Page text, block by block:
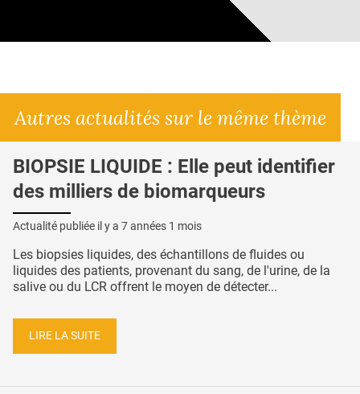
Autres actualités sur le même thème
BIOPSIE LIQUIDE : Elle peut identifier
des milliers de biomarqueurs
Actualité publiée il y a 7 années 1 mois
Les biopsies liquides, des échantillons de fluides ou
liquides des patients, provenant du sang, de l'urine, de la
salive ou du LCR offrent le moyen de détecter...
LIRE LA SUITE